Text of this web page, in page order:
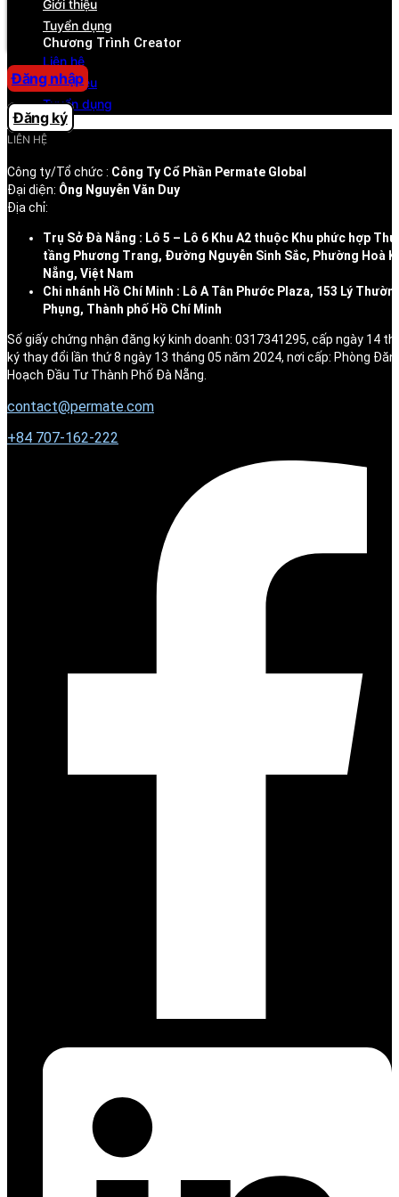
Trung tâm trợ giúp
Chương Trình Creator
Đăng nhập
Đăng ký
Giới thiệu
Tuyển dụng
Liên hệ
Giới thiệu
Tuyển dụng
LIÊN HỆ
Công ty/Tổ chức : Công Ty Cổ Phần Permate Global
Đại diện: Ông Nguyễn Văn Duy
Địa chỉ:
Trụ Sở Đà Nẵng : Lô 5 – Lô 6 Khu A2 thuộc Khu phức hợp
tầng Phương Trang, Đường Nguyễn Sinh Sắc, Phường Hoà
Nẵng, Việt Nam
Chi nhánh Hồ Chí Minh : Lô A Tân Phước Plaza, 153 Lý
Phụng, Thành phố Hồ Chí Minh
Số giấy chứng nhận đăng ký kinh doanh: 0317341295, cấp ngày 14
ký thay đổi lần thứ 8 ngày 13 tháng 05 năm 2024, nơi cấp: Phòng
Hoạch Đầu Tư Thành Phố Đà Nẵng.
contact@permate.com
+84 707-162-222